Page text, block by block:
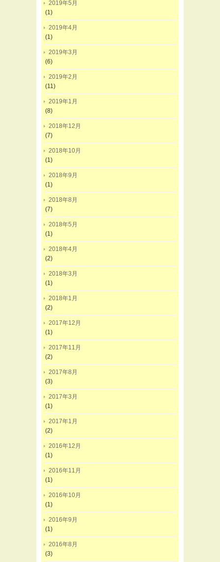
2019年5月
(1)
2019年4月
(1)
2019年3月
(6)
2019年2月
(11)
2019年1月
(8)
2018年12月
(7)
2018年10月
(1)
2018年9月
(1)
2018年8月
(7)
2018年5月
(1)
2018年4月
(2)
2018年3月
(1)
2018年1月
(2)
2017年12月
(1)
2017年11月
(2)
2017年8月
(3)
2017年3月
(1)
2017年1月
(2)
2016年12月
(1)
2016年11月
(1)
2016年10月
(1)
2016年9月
(1)
2016年8月
(3)